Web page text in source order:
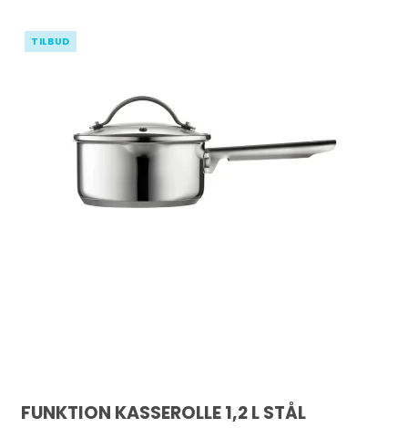
TILBUD
FUNKTION KASSEROLLE 1,2 L STÅL